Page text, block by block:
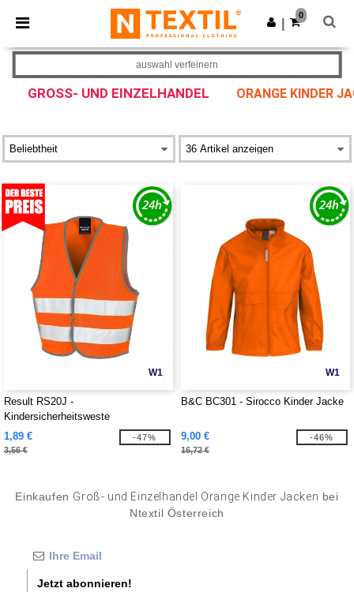
× Ntextil App
Bessere Preise in der App!
App holen
0
GROSS- UND EINZELHANDEL ORANGE KINDER
auswahl verfeinern
W1
Result RS20J -
Kindersicherheitsweste
1,89 €
3,56 €
-47%
W1
B&C BC301 - Sirocco Kinder Jacke
9,00 €
16,72 €
-46%
Einkaufen Groß- und Einzelhandel Orange Kinder Jacken bei
Ntextil Österreich
Jetzt abonnieren!